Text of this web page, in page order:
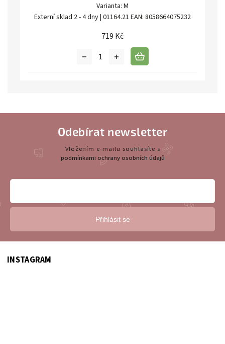
Varianta: M
Externí sklad 2 - 4 dny| 01164.21 EAN: 8058664075232
719 Kč
INSTAGRAM
Odebírat newsletter
Vložením e-mailu souhlasíte s
podmínkami ochrany osobních údajů
Přihlásit se